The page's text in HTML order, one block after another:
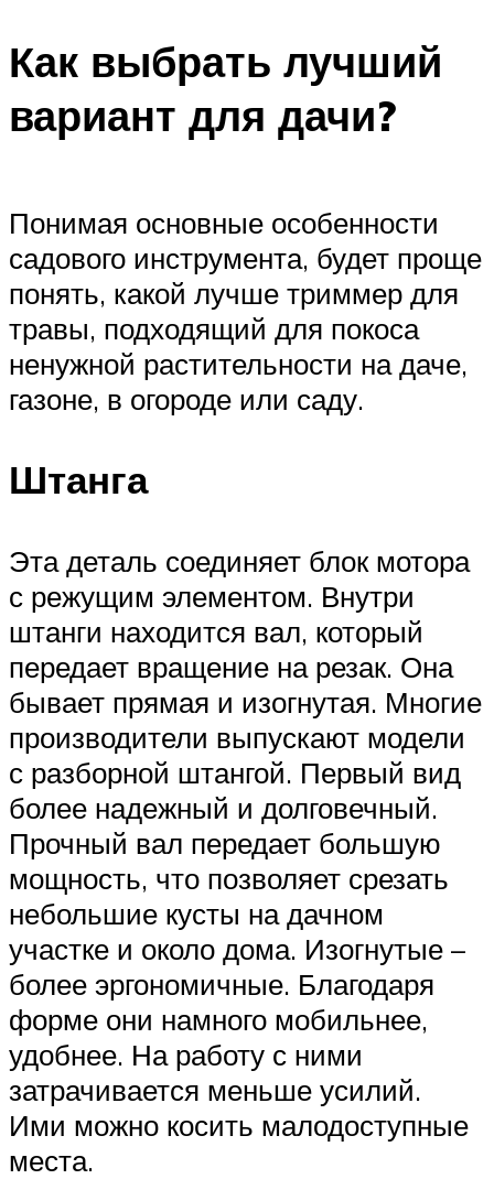
Как выбрать лучший
вариант для дачи?
Понимая основные особенности
садового инструмента, будет проще
понять, какой лучше триммер для
травы, подходящий для покоса
ненужной растительности на даче,
газоне, в огороде или саду.
Штанга
Эта деталь соединяет блок мотора
с режущим элементом. Внутри
штанги находится вал, который
передает вращение на резак. Она
бывает прямая и изогнутая. Многие
производители выпускают модели
с разборной штангой. Первый вид
более надежный и долговечный.
Прочный вал передает большую
мощность, что позволяет срезать
небольшие кусты на дачном
участке и около дома. Изогнутые –
более эргономичные. Благодаря
форме они намного мобильнее,
удобнее. На работу с ними
затрачивается меньше усилий.
Ими можно косить малодоступные
места.